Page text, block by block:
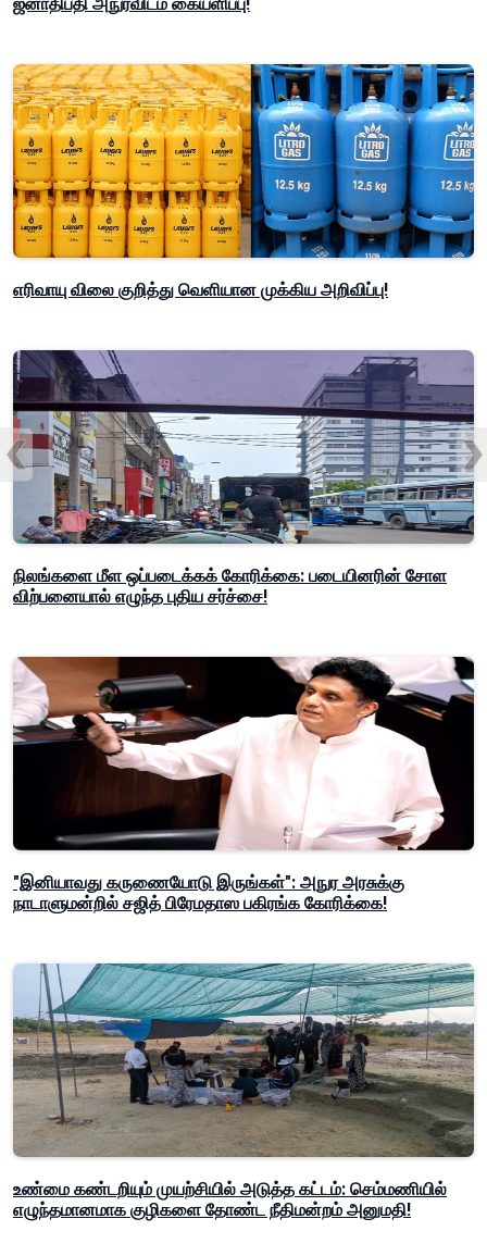
எரிவாயு விலை குறித்து வெளியான முக்கிய அறிவிப்பு!
நிலங்களை மீள ஒப்படைக்கக் கோரிக்கை: படையினரின் சோள
விற்பனையால் எழுந்த புதிய சர்ச்சை!
"இனியாவது கருணையோடு இருங்கள்": அநுர அரசுக்கு
நாடாளுமன்றில் சஜித் பிரேமதாஸ பகிரங்க கோரிக்கை!
உண்மை கண்டறியும் முயற்சியில் அடுத்த கட்டம்: செம்மணியில்
எழுந்தமானமாக குழிகளை தோண்ட நீதிமன்றம் அனுமதி!